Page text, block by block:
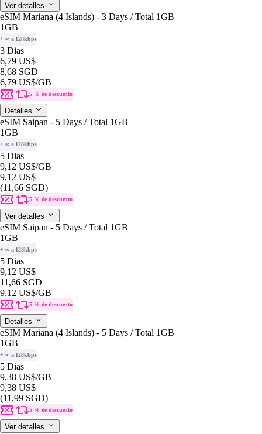
Ver detalles
eSIM Mariana (4 Islands) - 3 Days / Total 1GB
1GB
+ ∞ a 128kbps
3 Dias
6,79 US$
8,68 SGD
6,79 US$/GB
5 % de descuento
Detalles
eSIM Saipan - 5 Days / Total 1GB
1GB
+ ∞ a 128kbps
5 Dias
9,12 US$/GB
9,12 US$
(11,66 SGD)
5 % de descuento
Ver detalles
eSIM Saipan - 5 Days / Total 1GB
1GB
+ ∞ a 128kbps
5 Dias
9,12 US$
11,66 SGD
9,12 US$/GB
5 % de descuento
Detalles
eSIM Mariana (4 Islands) - 5 Days / Total 1GB
1GB
+ ∞ a 128kbps
5 Dias
9,38 US$/GB
9,38 US$
(11,99 SGD)
5 % de descuento
Ver detalles